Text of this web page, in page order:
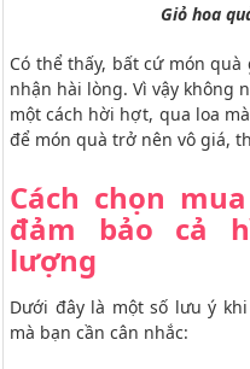
Giỏ hoa
Có thể thấy, bất cứ món
nhận hài lòng. Vì vậy không
một cách hời hợt, qua loa
để món quà trở nên vô giá,
Cách chọn
đảm bảo cả
lượng
Dưới đây là một số lưu ý khi
mà bạn cần cân nhắc: